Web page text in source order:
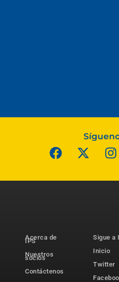
Acerca de
IPS
Nuestros
socios
Contáctenos
Sigue a
Inicio
Twitter